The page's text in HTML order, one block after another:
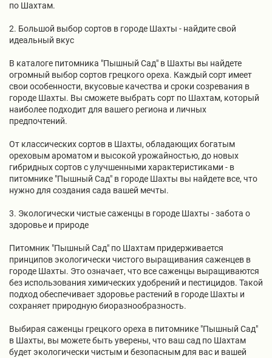
по Шахтам.
2. Большой выбор сортов в городе Шахты - найдите свой
идеальный вкус
В каталоге питомника "Пышный Сад" в Шахты вы найдете
огромный выбор сортов грецкого ореха. Каждый сорт имеет
свои особенности, вкусовые качества и сроки созревания в
городе Шахты. Вы сможете выбрать сорт по Шахтам, который
наиболее подходит для вашего региона и личных
предпочтений.
От классических сортов в Шахты, обладающих богатым
ореховым ароматом и высокой урожайностью, до новых
гибридных сортов с улучшенными характеристиками - в
питомнике "Пышный Сад" в городе Шахты вы найдете все, что
нужно для создания сада вашей мечты.
3. Экологически чистые саженцы в городе Шахты - забота о
здоровье и природе
Питомник "Пышный Сад" по Шахтам придерживается
принципов экологически чистого выращивания саженцев в
городе Шахты. Это означает, что все саженцы выращиваются
без использования химических удобрений и пестицидов. Такой
подход обеспечивает здоровье растений в городе Шахты и
сохраняет природную биоразнообразность.
Выбирая саженцы грецкого ореха в питомнике "Пышный Сад"
в Шахты, вы можете быть уверены, что ваш сад по Шахтам
будет экологически чистым и безопасным для вас и вашей